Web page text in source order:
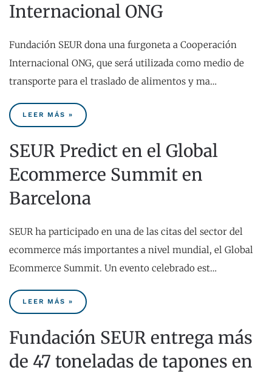
Internacional ONG
Fundación SEUR dona una furgoneta a Cooperación
Internacional ONG, que será utilizada como medio de
transporte para el traslado de alimentos y ma…
LEER MÁS »
SEUR Predict en el Global
Ecommerce Summit en
Barcelona
SEUR ha participado en una de las citas del sector del
ecommerce más importantes a nivel mundial, el Global
Ecommerce Summit. Un evento celebrado est…
LEER MÁS »
Fundación SEUR entrega más
de 47 toneladas de tapones en